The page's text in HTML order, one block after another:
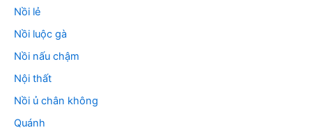
Nồi lẻ
Nồi luộc gà
Nồi nấu chậm
Nội thất
Nồi ủ chân không
Quánh